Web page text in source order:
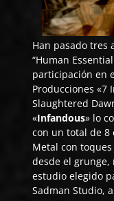
Han pasado tres
“Human
participación en
Producciones «7
Slaughtered
«Infandous» lo
con un total de 8
Metal con
desde el grunge,
estudio elegido
Sadman Studio,